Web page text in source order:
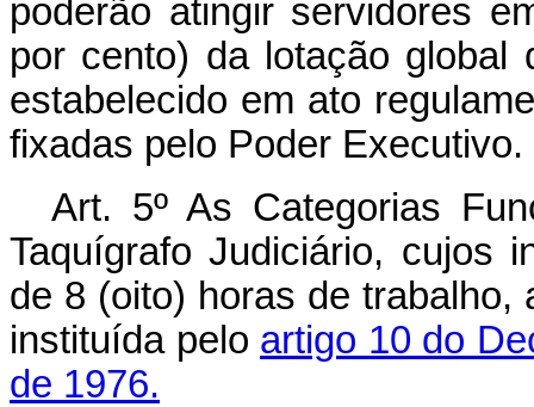
poderão atingir servidores
por cento) da lotação global
estabelecido em ato
fixadas pelo Poder Executivo.
Art. 5º As Categorias
Taquígrafo Judiciário, cujos
de 8 (oito) horas de trabalho,
instituída pelo artigo 10 do
de 1976.